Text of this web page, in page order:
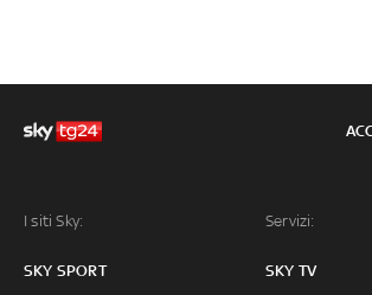
I siti Sky:
SKY SPORT
Servizi:
SKY TV